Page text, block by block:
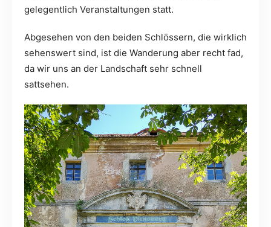
gelegentlich Veranstaltungen statt.
Abgesehen von den beiden Schlössern, die wirklich
sehenswert sind, ist die Wanderung aber recht fad,
da wir uns an der Landschaft sehr schnell
sattsehen.